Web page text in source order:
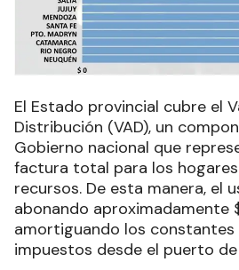
El Estado provincial cubre el
Distribución (VAD), un
Gobierno nacional que
factura total para los
recursos. De esta manera, el
abonando aproximadamente
amortiguando los
impuestos desde el puerto de